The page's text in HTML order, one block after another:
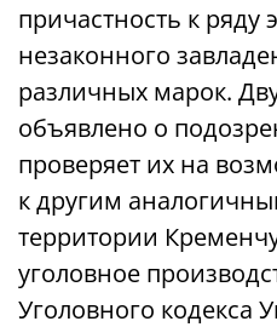
причастность к ряду
незаконного
различных марок.
объявлено о
проверяет их на
к другим
территории
уголовное
Уголовного кодекса